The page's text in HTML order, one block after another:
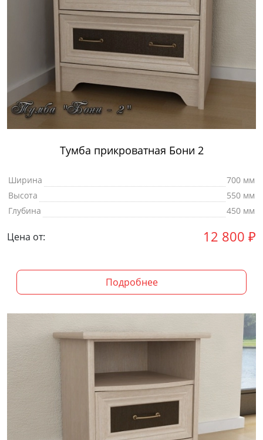
Тумба прикроватная Бони 2
Ширина
700 мм
Высота
550 мм
Глубина
450 мм
Цена от: 12 800 ₽
Подробнее